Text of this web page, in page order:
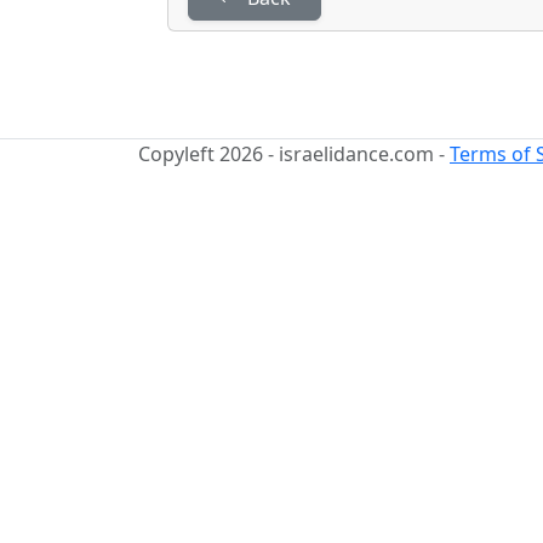
Copyleft 2026 - israelidance.com -Terms of